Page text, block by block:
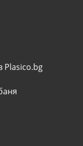
Plasico.bg